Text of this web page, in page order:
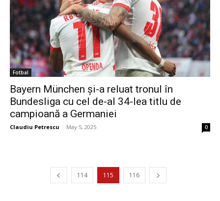
Fotbal
Bayern München și-a reluat tronul în
Bundesliga cu cel de-al 34-lea titlu de
campioană a Germaniei
Claudiu Petrescu - May 5, 2025 0
114 115 116